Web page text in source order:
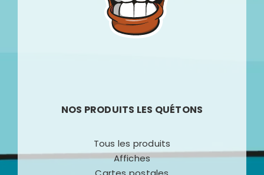
NOS PRODUITS LES QUÉTONS
Tous les produits
Affiches